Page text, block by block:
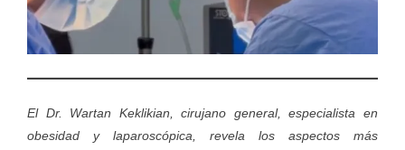
El Dr. Wartan Keklikian, cirujano general, especialista en
obesidad y laparoscópica, revela los aspectos más